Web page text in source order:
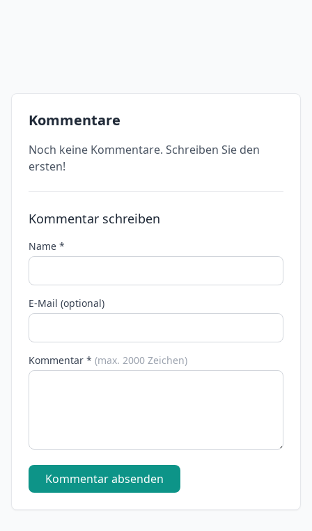
Kommentare
Noch keine Kommentare. Schreiben Sie den
ersten!
Kommentar schreiben
Name *
E-Mail (optional)
Kommentar * (max. 2000 Zeichen)
Kommentar absenden